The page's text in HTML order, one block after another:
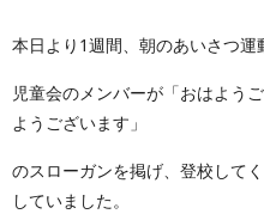
本日より1週間、朝のあいさつ運
児童会のメンバーが「おはよ
ようございます」
のスローガンを掲げ、登校して
していました。